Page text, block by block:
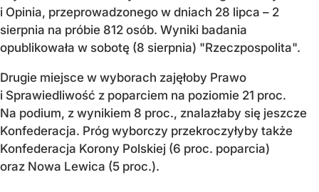
i Opinia, przeprowadzonego w dniach 28 lipca – 2
sierpnia na próbie 812 osób. Wyniki badania
opublikowała w sobotę (8 sierpnia) "Rzeczpospolita".
Drugie miejsce w wyborach zajęłoby Prawo
i Sprawiedliwość z poparciem na poziomie 21 proc.
Na podium, z wynikiem 8 proc., znalazłaby się jeszcze
Konfederacja. Próg wyborczy przekroczyłyby także
Konfederacja Korony Polskiej (6 proc. poparcia)
oraz Nowa Lewica (5 proc.).